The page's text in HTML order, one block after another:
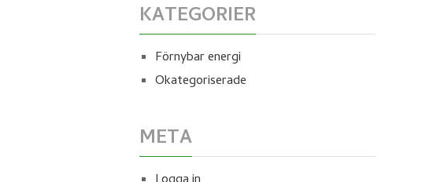
KATEGORIER
Förnybar energi
Okategoriserade
META